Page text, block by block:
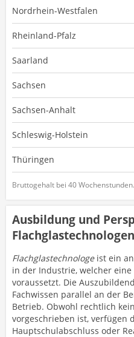
Nordrhein-Westfalen
Rheinland-Pfalz
Saarland
Sachsen
Sachsen-Anhalt
Schleswig-Holstein
Thüringen
Bruttogehalt bei 40 Wochenstunden.
Ausbildung und
Flachglastechnologen
Flachglastechnologeist ein
in der Industrie, welcher eine
voraussetzt. Die
Fachwissen parallel an der
Betrieb. Obwohl rechtlich
vorgeschrieben ist, verfügen
Hauptschulabschluss oder